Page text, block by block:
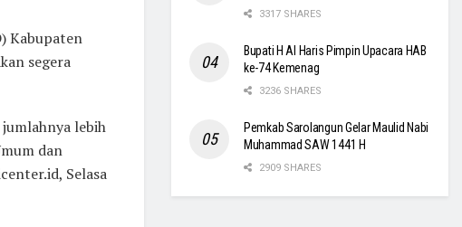
Kabupaten
segera
lebih
dan
Selasa
3317 SHARES
Bupati H Al Haris Pimpin Upacara HAB
ke-74 Kemenag
3236 SHARES
Pemkab Sarolangun Gelar Maulid Nabi
Muhammad SAW 1441 H
2909 SHARES